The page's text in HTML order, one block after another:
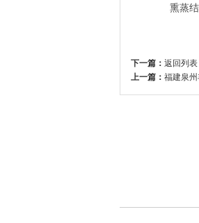
熏蒸结
下一篇： 返回列表
上一篇： 福建泉